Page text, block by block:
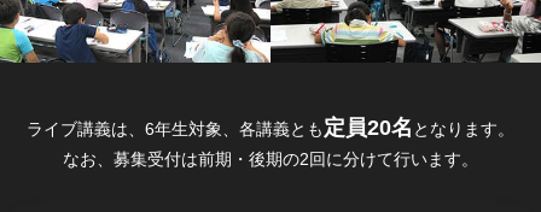
ライブ講義は、6年生対象、各講義とも定員20名 となります。
なお、募集受付は前期・後期の2回に分けて行います。